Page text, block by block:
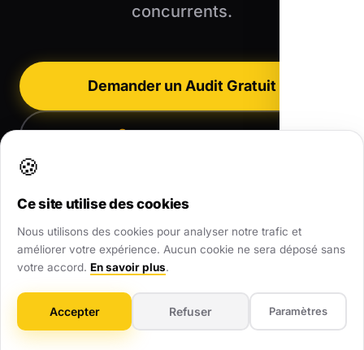
concurrents.
Demander un Audit Gratuit
07 68 70 80 72
Agence Web Local partout en France
Toutes nos zones d'intervention
Nos Réalisations•
Nous contacter
🍪
Ce site utilise des cookies
Nous utilisons des cookies pour analyser notre trafic et
améliorer votre expérience. Aucun cookie ne sera déposé sans
votre accord. En savoir plus.
Accepter Refuser Paramètres